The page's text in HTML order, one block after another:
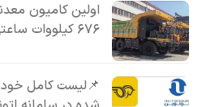
اولین کامیون
۶۷۶ کیلووات ساعتی رونمایی شد
📌لیست کامل